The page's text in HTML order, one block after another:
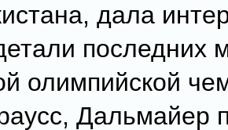
дала
последних
олимпийской
Дальмайер